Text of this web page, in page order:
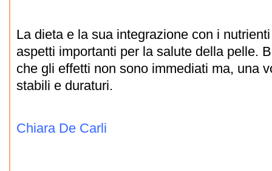
La dieta e la sua integrazione con i
aspetti importanti per la salute della pelle.
che gli effetti non sono immediati ma, una
stabili e duraturi.
Chiara De Carli